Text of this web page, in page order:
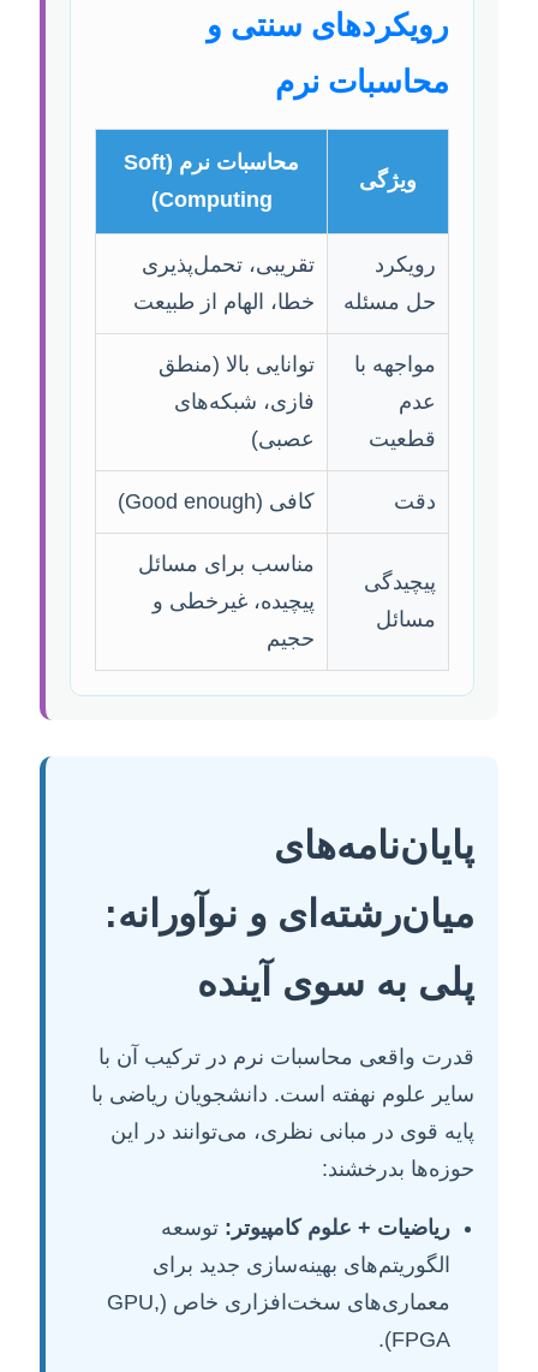
رویکردهای سنتی و
محاسبات نرم
ویژگی
محاسبات نرم (Soft
Computing)
رویکرد
حل مسئله
تقریبی، تحمل‌پذیری
خطا، الهام از طبیعت
مواجهه با
عدم
قطعیت
توانایی بالا (منطق
فازی، شبکه‌های
عصبی)
دقت کافی (Good enough)
پیچیدگی
مسائل
مناسب برای مسائل
پیچیده، غیرخطی و
حجیم
پایان‌نامه‌های
میان‌رشته‌ای و نوآورانه:
پلی به سوی آینده
قدرت واقعی محاسبات نرم در ترکیب آن با
سایر علوم نهفته است. دانشجویان ریاضی با
پایه قوی در مبانی نظری، می‌توانند در این
حوزه‌ها بدرخشند:
ریاضیات + علوم کامپیوتر: توسعه
الگوریتم‌های بهینه‌سازی جدید برای
معماری‌های سخت‌افزاری خاص (GPU,
FPGA).